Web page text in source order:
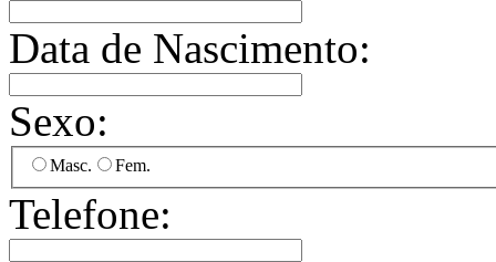
Data de Nascimento:
Sexo:
Masc. Fem.
Telefone: